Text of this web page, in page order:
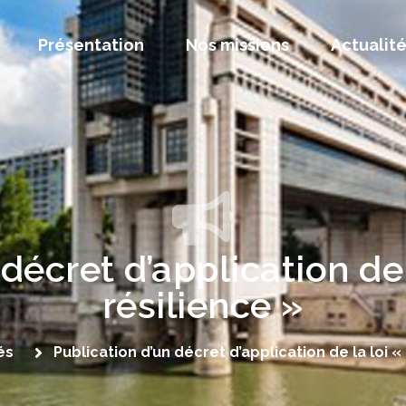
Présentation Nos missions
d’application
résilience »
Publication d’un décret d’application de la loi